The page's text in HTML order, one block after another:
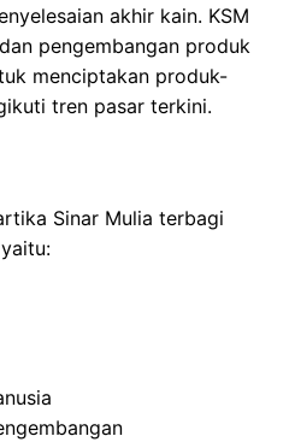
akhir kain. KSM
pengembangan produk
menciptakan produk-
tren pasar terkini.
Sinar Mulia terbagi